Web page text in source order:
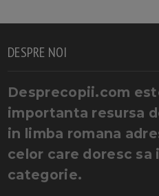
DESPRE NOI
Desprecopii.com
importanta resursa
in limba romana
celor care doresc
categorie.